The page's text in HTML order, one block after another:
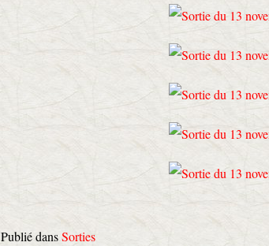
Publié dansSorties